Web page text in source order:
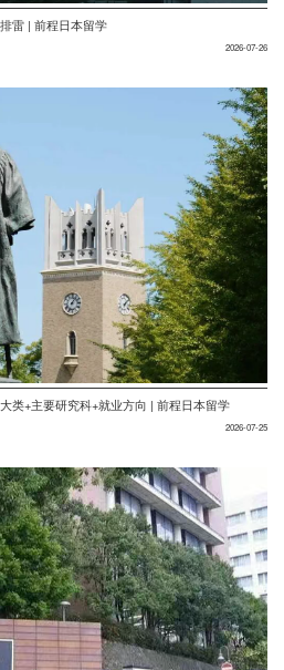
雷 | 前程日本留学
2026-07-26
类+主要研究科+就业方向 | 前程日本留学
2026-07-25